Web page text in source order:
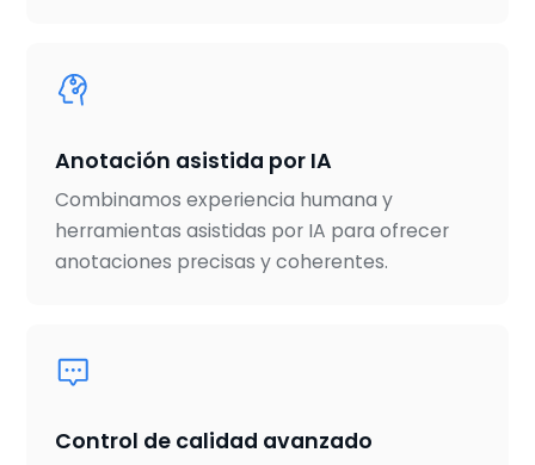
Anotación asistida por IA
Combinamos experiencia humana y
herramientas asistidas por IA para ofrecer
anotaciones precisas y coherentes.
Control de calidad avanzado